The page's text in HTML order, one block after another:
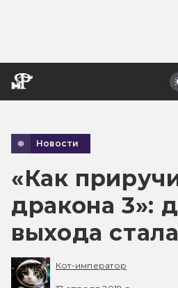
Новости
«Как
дракона 3»:
выхода
Кот-император